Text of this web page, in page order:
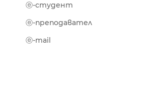
ⓔ-студент
ⓔ-преподавател
ⓔ-mail